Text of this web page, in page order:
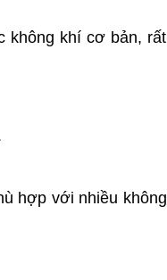
không khí cơ bản, rất
hợp với nhiều không